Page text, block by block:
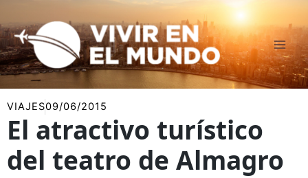
al
contenido
VIAJES09/06/2015
El atractivo turístico
del teatro de Almagro